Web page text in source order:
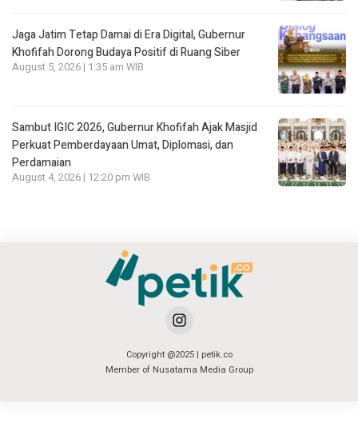
Jaga Jatim Tetap Damai di Era Digital, Gubernur
Khofifah Dorong Budaya Positif di Ruang Siber
August 5, 2026 | 1:35 am WIB
Sambut IGIC 2026, Gubernur Khofifah Ajak Masjid
Perkuat Pemberdayaan Umat, Diplomasi, dan
Perdamaian
August 4, 2026 | 12:20 pm WIB
Copyright @2025 | petik.co
Member of Nusatama Media Group